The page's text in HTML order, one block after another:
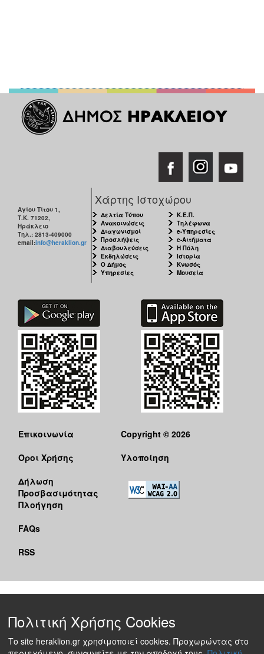
Αγίου Τίτου 1,
Τ.Κ. 71202,
Ηράκλειο
Τηλ.: 2813-409000
email:info@heraklion.gr
Χάρτης Ιστοχώρου
Δελτία Τύπου
Ανακοινώσεις
Διαγωνισμοί
Προσλήψεις
Διαβουλεύσεις
Εκδηλώσεις
Ο Δήμος
Υπηρεσίες
Κ.Ε.Π.
Τηλέφωνα
e-Υπηρεσίες
e-Αιτήματα
Η Πόλη
Ιστορία
Κνωσός
Μουσεία
Επικοινωνία
Όροι Χρήσης
Δήλωση
Προσβασιμότητας
Πλοήγηση
FAQs
RSS
Copyright © 2026
Υλοποίηση
Πολιτική Χρήσης Cookies
Το site heraklion.gr χρησιμοποιεί cookies. Προχωρώντας στο